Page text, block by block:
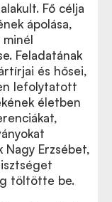
Fő célja
ápolása,
minél
Feladatának
és hősei,
lefolytatott
életben
Erzsébet,
töltötte be.